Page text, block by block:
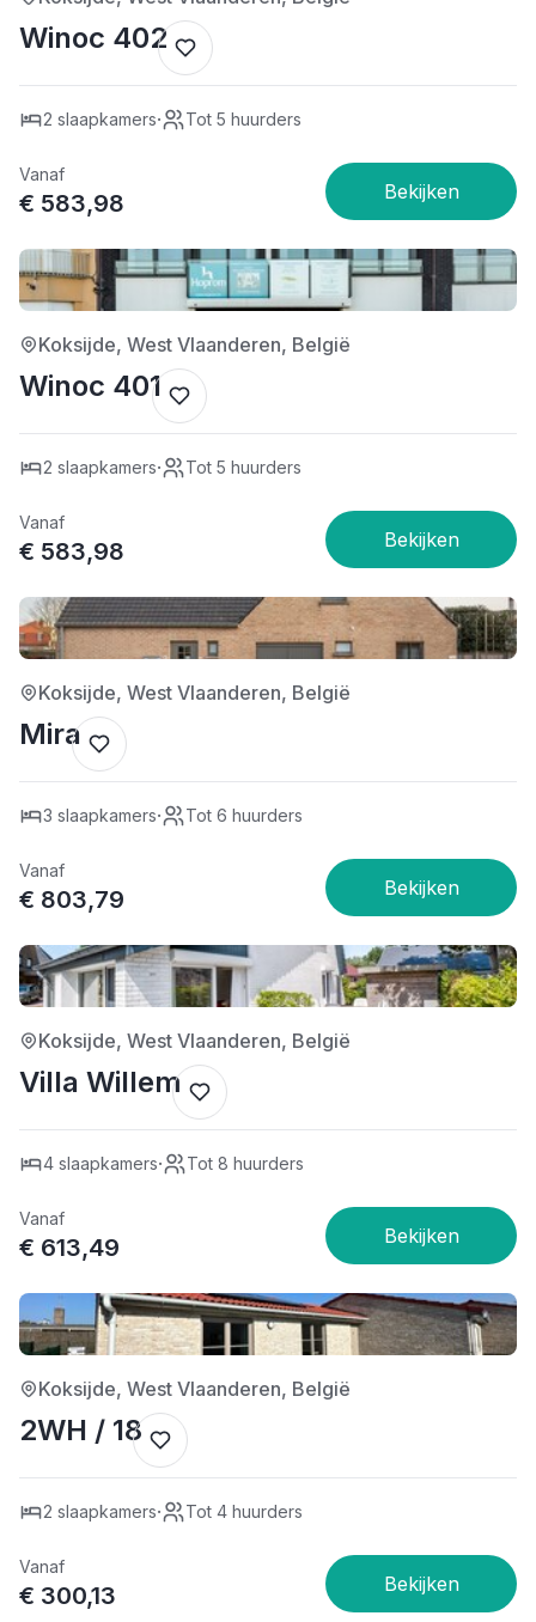
Winoc 402
2 slaapkamers· Tot 5 huurders
Vanaf
€ 583,98
4/5
Koksijde, West Vlaanderen, België
Winoc 401
2 slaapkamers· Tot 5 huurders
Vanaf
€ 583,98
5/5
Koksijde, West Vlaanderen, België
Mira
3 slaapkamers· Tot 6 huurders
Vanaf
€ 803,79
5/5
Koksijde, West Vlaanderen, België
Villa Willem
4 slaapkamers· Tot 8 huurders
Vanaf
€ 613,49
4/5
Koksijde, West Vlaanderen, België
2WH / 18
2 slaapkamers· Tot 4 huurders
Vanaf
€ 300,13